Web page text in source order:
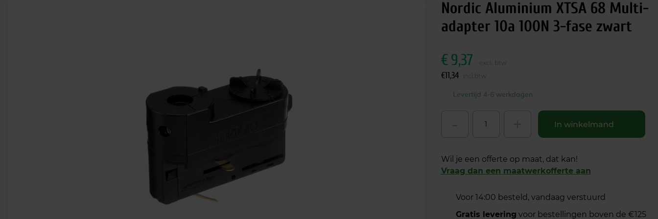
Nordic Aluminium XTSA 68 Multi-
adapter 10a 100N 3-fase zwart
€9,37
€11,34
Levertijd 4-6 werkdagen
In winkelmand
Wil je een offerte op maat, dat kan!
Vraag dan een maatwerkofferte aan
Voor 14:00 besteld, vandaag verstuurd
Gratis levering voor bestellingen boven de €125